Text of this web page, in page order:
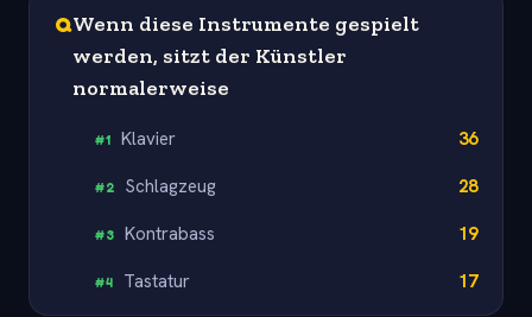
QWenn diese Instrumente gespielt
werden, sitzt der Künstler
normalerweise
#1 Klavier 36
#2 Schlagzeug 28
#3 Kontrabass 19
#4 Tastatur 17